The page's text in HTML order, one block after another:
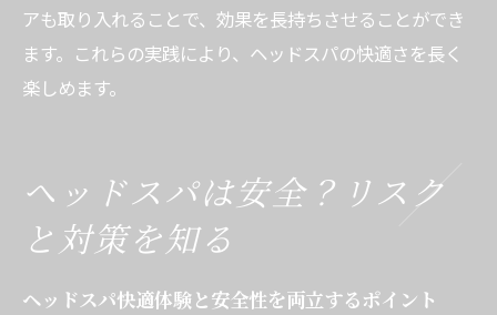
アも取り入れることで、効果を長持ちさせることができ
ます。これらの実践により、ヘッドスパの快適さを長く
楽しめます。
ヘッドスパは安全？リスク
と対策を知る
ヘッドスパ快適体験と安全性を両立するポイント